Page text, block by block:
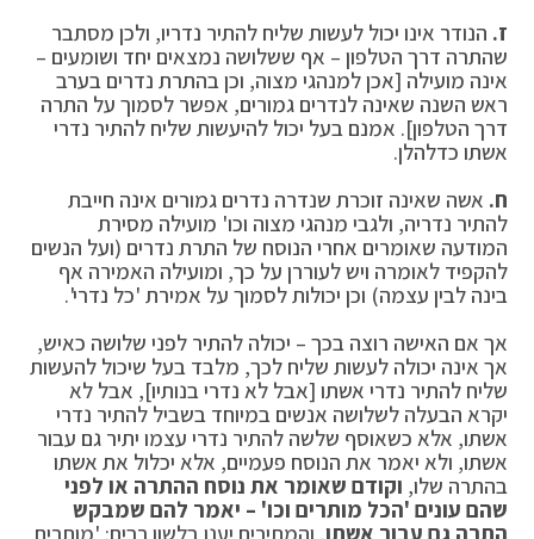
ז. הנודר אינו יכול לעשות שליח להתיר נדריו, ולכן מסתבר
שהתרה דרך הטלפון – אף ששלושה נמצאים יחד ושומעים –
אינה מועילה [אכן למנהגי מצוה, וכן בהתרת נדרים בערב
ראש השנה שאינה לנדרים גמורים, אפשר לסמוך על התרה
דרך הטלפון]. אמנם בעל יכול להיעשות שליח להתיר נדרי
אשתו כדלהלן.
ח. אשה שאינה זוכרת שנדרה נדרים גמורים אינה חייבת
להתיר נדריה, ולגבי מנהגי מצוה וכו' מועילה מסירת
המודעה שאומרים אחרי הנוסח של התרת נדרים (ועל הנשים
להקפיד לאומרה ויש לעוררן על כך, ומועילה האמירה אף
בינה לבין עצמה) וכן יכולות לסמוך על אמירת 'כל נדרי'.
אך אם האישה רוצה בכך – יכולה להתיר לפני שלושה כאיש,
אך אינה יכולה לעשות שליח לכך, מלבד בעל שיכול להעשות
שליח להתיר נדרי אשתו [אבל לא נדרי בנותיו], אבל לא
יקרא הבעלה לשלושה אנשים במיוחד בשביל להתיר נדרי
אשתו, אלא כשאוסף שלשה להתיר נדרי עצמו יתיר גם עבור
אשתו, ולא יאמר את הנוסח פעמיים, אלא יכלול את אשתו
בהתרה שלו, וקודם שאומר את נוסח ההתרה או לפני
שהם עונים 'הכל מותרים וכו' – יאמר להם שמבקש
התרה גם עבור אשתו, והמתירים יענו בלשון רבים: 'מותרים